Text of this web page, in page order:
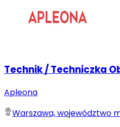
Technik / Techniczka
Apleona
Warszawa, województwo